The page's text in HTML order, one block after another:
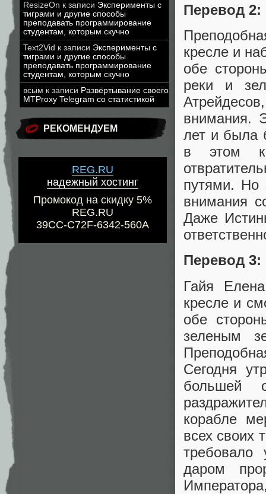
ResizeOn к записи Эксперименты с
тиграми и другие способы
преподавать программирование
студентам, которым скучно
Text2Vid к записи Эксперименты с
тиграми и другие способы
преподавать программирование
студентам, которым скучно
всым к записи Развёртывание своего
MTProxy Telegram со статистикой
РЕКОМЕНДУЕМ
REG.RU
надежный хостинг
Промокод на скидку 5%
REG.RU
39CC-C72F-6342-560A
Перевод 2:
кресле и
обе
реки и
внимания.
лет и была
в этом
путями. Но
внимания
Даже
Перевод 3:
Гайя
кресле и
обе
зеленым
Сегодня
большей
корабле
всех своих
требовало
даром